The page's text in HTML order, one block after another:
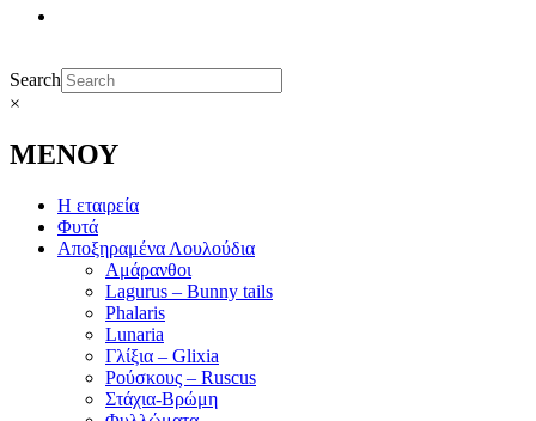
Search
×
ΜΕΝΟΥ
Η εταιρεία
Φυτά
Αποξηραμένα Λουλούδια
Αμάρανθοι
Lagurus – Bunny tails
Phalaris
Lunaria
Γλίξια – Glixia
Ρούσκους – Ruscus
Στάχια-Βρώμη